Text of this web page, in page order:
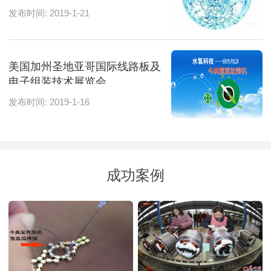
发布时间: 2019-1-21
美国加州圣地亚哥国际线路板及
电子组装技术展览会
发布时间: 2019-1-16
成功案例